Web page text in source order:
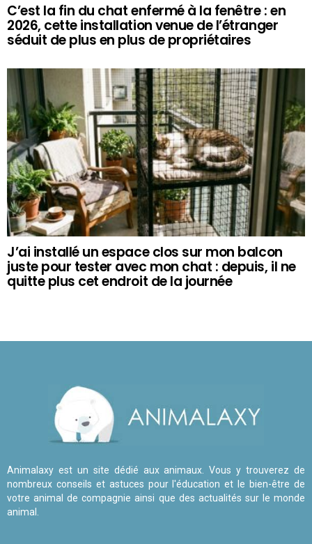
C’est la fin du chat enfermé à la fenêtre : en
2026, cette installation venue de l’étranger
séduit de plus en plus de propriétaires
J’ai installé un espace clos sur mon balcon
juste pour tester avec mon chat : depuis, il ne
quitte plus cet endroit de la journée
Animalaxy est un site dédié aux animaux. Vous y trouverez de
nombreux conseils et astuces pour l'éducation et le bien-être de
votre animal de compagnie ainsi que des actualités sur le monde
animal.